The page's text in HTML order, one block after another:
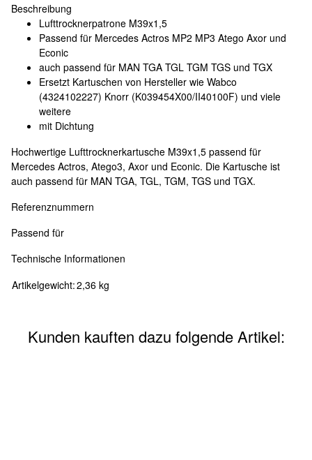
Beschreibung
Lufttrocknerpatrone M39x1,5
Passend für Mercedes Actros MP2 MP3 Atego Axor und
Econic
auch passend für MAN TGA TGL TGM TGS und TGX
Ersetzt Kartuschen von Hersteller wie Wabco
(4324102227) Knorr (K039454X00/II40100F) und viele
weitere
mit Dichtung
Hochwertige Lufttrocknerkartusche M39x1,5 passend für
Mercedes Actros, Atego3, Axor und Econic. Die Kartusche ist
auch passend für MAN TGA, TGL, TGM, TGS und TGX.
Referenznummern
Passend für
Technische Informationen
Artikelgewicht:2,36 kg
Kunden kauften dazu folgende Artikel: